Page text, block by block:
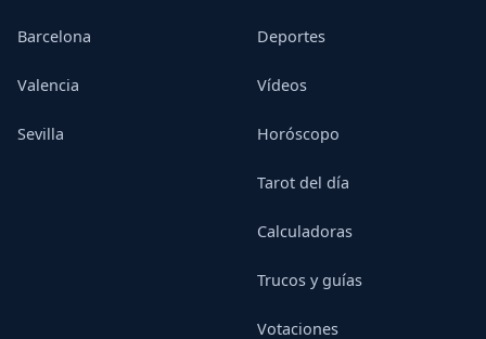
Barcelona
Valencia
Sevilla
Deportes
Vídeos
Horóscopo
Tarot del día
Calculadoras
Trucos y guías
Votaciones